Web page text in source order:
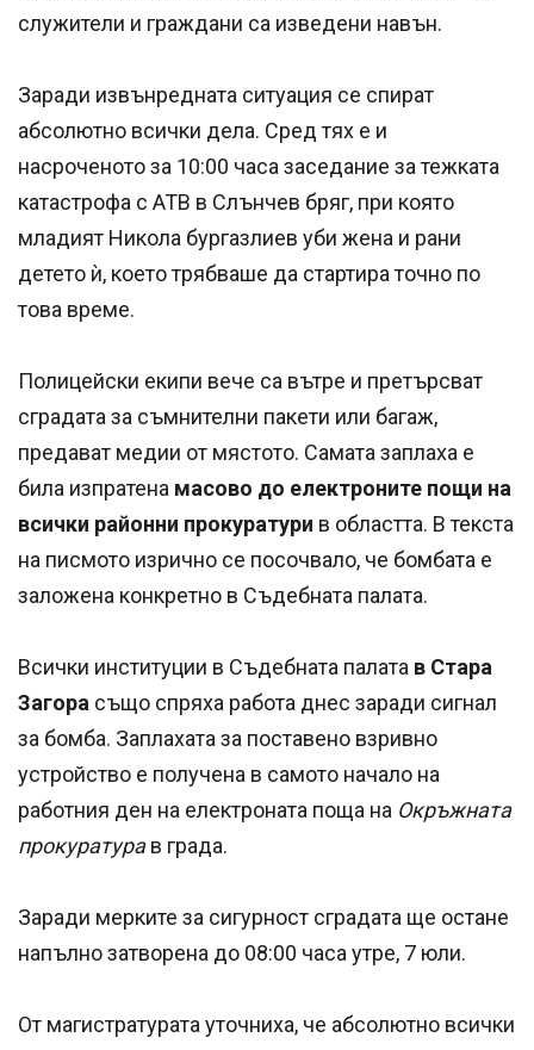
служители и граждани са изведени навън.
Заради извънредната ситуация се спират
абсолютно всички дела. Сред тях е и
насроченото за 10:00 часа заседание за тежката
катастрофа с АТВ в Слънчев бряг, при която
младият Никола бургазлиев уби жена и рани
детето ѝ, което трябваше да стартира точно по
това време.
Полицейски екипи вече са вътре и претърсват
сградата за съмнителни пакети или багаж,
предават медии от мястото. Самата заплаха е
била изпратена масово до електроните пощи на
всички районни прокуратури в областта. В текста
на писмото изрично се посочвало, че бомбата е
заложена конкретно в Съдебната палата.
Всички институции в Съдебната палата в Стара
Загора също спряха работа днес заради сигнал
за бомба. Заплахата за поставено взривно
устройство е получена в самото начало на
работния ден на електроната поща на Окръжната
прокуратурав града.
Заради мерките за сигурност сградата ще остане
напълно затворена до 08:00 часа утре, 7 юли.
От магистратурата уточниха, че абсолютно всички